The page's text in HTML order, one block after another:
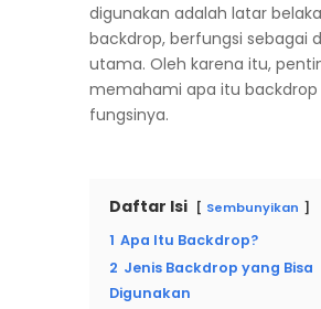
digunakan adalah latar
backdrop, berfungsi sebagai
utama. Oleh karena itu,
memahami apa itu backdrop
fungsinya.
Daftar Isi Sembunyikan
1 Apa Itu Backdrop?
2 Jenis Backdrop yang Bisa
Digunakan